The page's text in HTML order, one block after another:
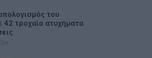
του
42 τροχαία ατυχήματα